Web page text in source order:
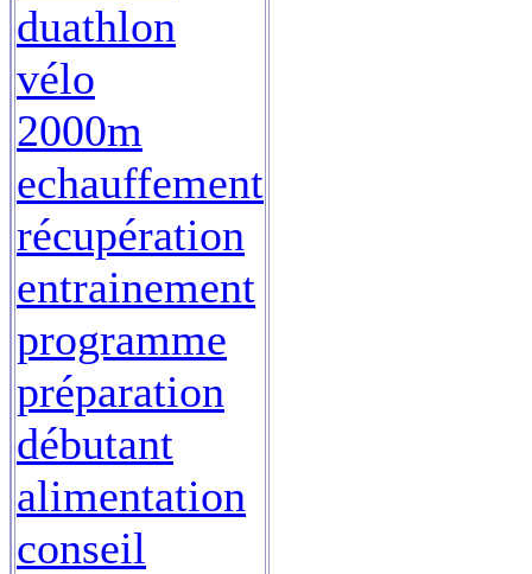
duathlon
vélo
2000m
echauffement
récupération
entrainement
programme
préparation
débutant
alimentation
conseil